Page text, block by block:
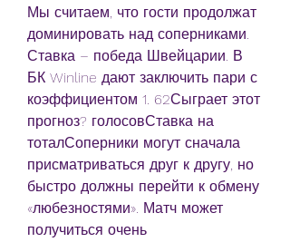
Мы считаем, что гости продолжат
доминировать над соперниками.
Ставка – победа Швейцарии. В
БК Winline дают заключить пари с
коэффициентом 1. 62Сыграет этот
прогноз? голосовСтавка на
тоталСоперники могут сначала
присматриваться друг к другу, но
быстро должны перейти к обмену
«любезностями». Матч может
получиться очень